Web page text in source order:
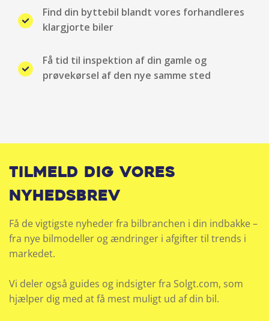
Gardin-airbag
Glastag
Højdejusterbart passagersæde
mærke
alder
kilometer eller stand. DENNE BIL KAN FINANSIERES
BÅDE MED OG UDEN UDBETALING
Find din byttebil blandt vores forhandleres
klargjorte biler
Få tid til inspektion af din gamle og
prøvekørsel af den nye samme sted
Tilmeld dig vores
nyhedsbrev
Få de vigtigste nyheder fra bilbranchen i din indbakke –
fra nye bilmodeller og ændringer i afgifter til trends i
markedet.
Vi deler også guides og indsigter fra Solgt.com, som
hjælper dig med at få mest muligt ud af din bil.